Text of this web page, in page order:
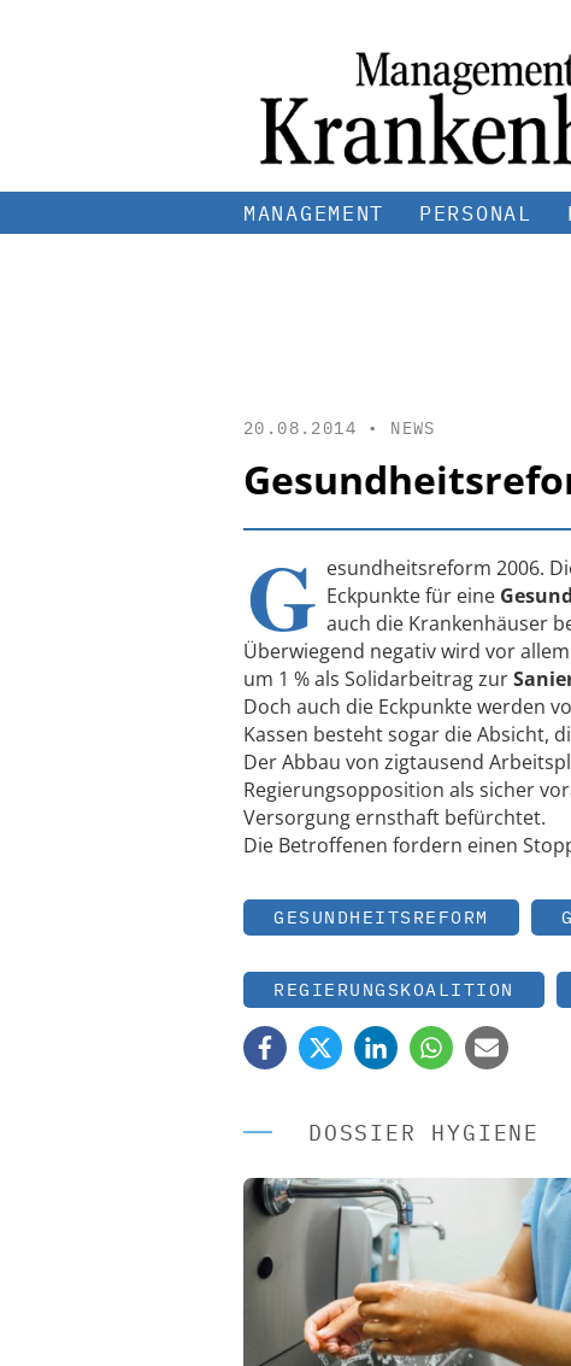
MANAGEMENT PERSONAL
20.08.2014 • NEWS
G esundheitsreform 2006.
Eckpunkte für eine
auch die Krankenhäuser
Überwiegend negativ wird vor
um 1 % als Solidarbeitrag zur
Doch auch die Eckpunkte werden
Kassen besteht sogar die Absicht,
Der Abbau von zigtausend
Regierungsopposition als sicher
Versorgung ernsthaft befürchtet.
Die Betroffenen fordern einen
GESUNDHEITSREFORM
REGIERUNGSKOALITION
DOSSIER HYGIENE